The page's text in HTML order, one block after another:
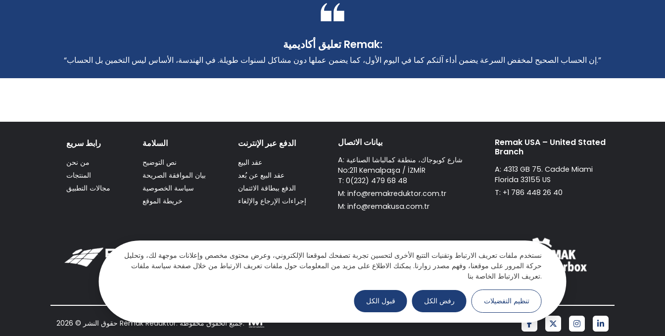
نستخدم ملفات تعريف الارتباط وتقنيات التتبع الأخرى لتحسين تجربة تصفحك لموقعنا الإلكتروني، وعرض محتوى مخصص وإعلانات موجهة لك، وتحليل
حركة المرور على موقعنا، وفهم مصدر زوارنا. يمكنك الاطلاع على مزيد من المعلومات حول ملفات تعريف الارتباط من خلال صفحة سياسة ملفات
تعريف الارتباط الخاصة بنا.
قبول الكل رفض الكل تنظيم التفضيلات
تعليق أكاديمية Remak:
“إن الحساب الصحيح لمخفض السرعة يضمن أداء آلتكم كما في اليوم الأول، كما يضمن عملها دون مشاكل لسنوات طويلة. في الهندسة، الأساس ليس التخمين بل الحساب.”
رابط سريع
من نحن
المنتجات
مجالات التطبيق
السلامة
نص التوضيح
بيان الموافقة الصريحة
سياسة الخصوصية
خريطة الموقع
الدفع عبر الإنترنت
عقد البيع
عقد البيع عن بُعد
الدفع ببطاقة الائتمان
إجراءات الإرجاع والإلغاء
بيانات الاتصال
A: شارع كويوجاك، منطقة كمالباشا الصناعية
No:211 Kemalpaşa / İZMİR
T: 0(232) 479 68 48
M:info@remakreduktor.com.tr
M:info@remakusa.com.tr
Remak USA – United Stated
Branch
A: 4313 GB 75. Cadde Miami
Florida 33155 US
T: +1 786 448 26 40
حقوق النشر © 2026 Remak Redüktör. جميع الحقوق محفوظة.